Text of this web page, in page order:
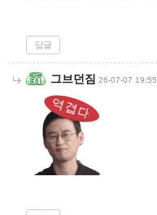
답글
그브던짐 26-07-07 19:55